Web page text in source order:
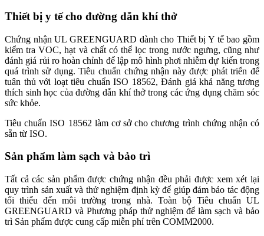
Thiết bị y tế cho đường dẫn khí thở
Chứng nhận UL GREENGUARD dành cho Thiết bị Y tế bao gồm
kiểm tra VOC, hạt và chất có thể lọc trong nước ngưng, cũng như
đánh giá rủi ro hoàn chỉnh để lập mô hình phơi nhiễm dự kiến ​​trong
quá trình sử dụng. Tiêu chuẩn chứng nhận này được phát triển để
tuân thủ với loạt tiêu chuẩn ISO 18562, Đánh giá khả năng tương
thích sinh học của đường dẫn khí thở trong các ứng dụng chăm sóc
sức khỏe.
Tiêu chuẩn ISO 18562 làm cơ sở cho chương trình chứng nhận có
sẵn từ ISO.
Sản phẩm làm sạch và bảo trì
Tất cả các sản phẩm được chứng nhận đều phải được xem xét lại
quy trình sản xuất và thử nghiệm định kỳ để giúp đảm bảo tác động
tối thiểu đến môi trường trong nhà. Toàn bộ Tiêu chuẩn UL
GREENGUARD và Phương pháp thử nghiệm để làm sạch và bảo
trì Sản phẩm được cung cấp miễn phí trên COMM2000.